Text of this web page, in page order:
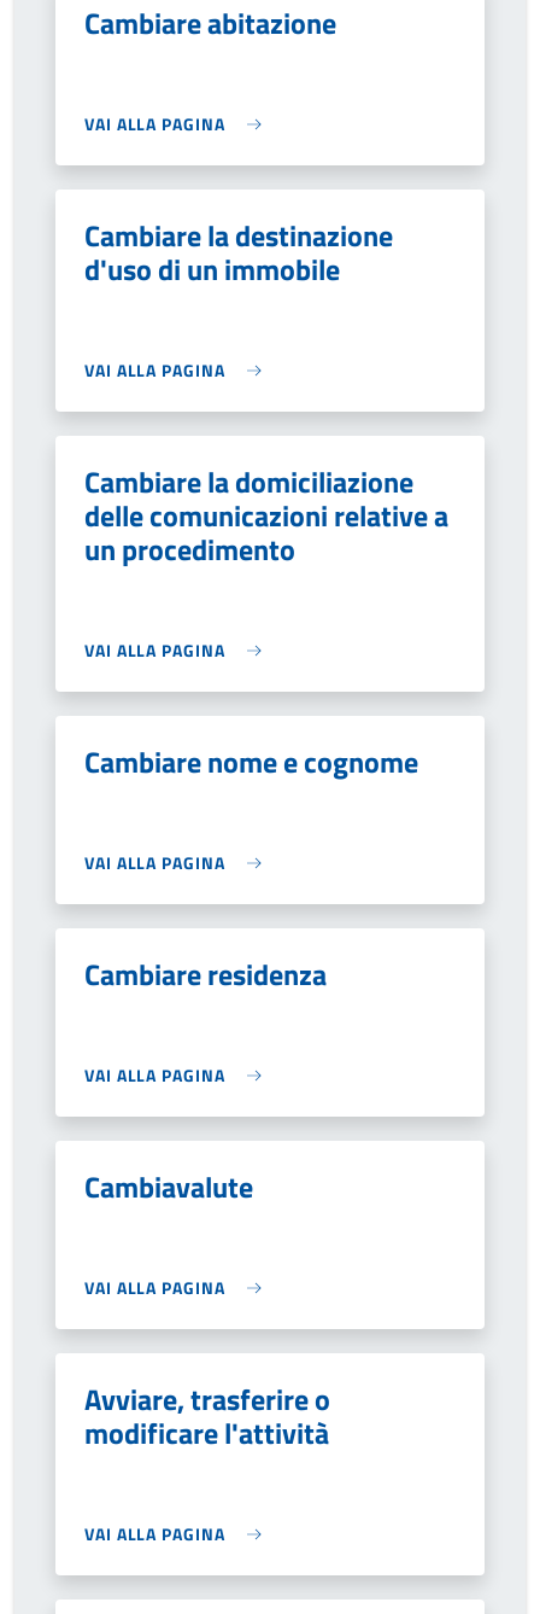
Cambiare abitazione
VAI ALLA PAGINA
Cambiare la destinazione
d'uso di un immobile
VAI ALLA PAGINA
Cambiare la domiciliazione
delle comunicazioni relative a
un procedimento
VAI ALLA PAGINA
Cambiare nome e cognome
VAI ALLA PAGINA
Cambiare residenza
VAI ALLA PAGINA
Cambiavalute
VAI ALLA PAGINA
Avviare, trasferire o
modificare l'attività
VAI ALLA PAGINA